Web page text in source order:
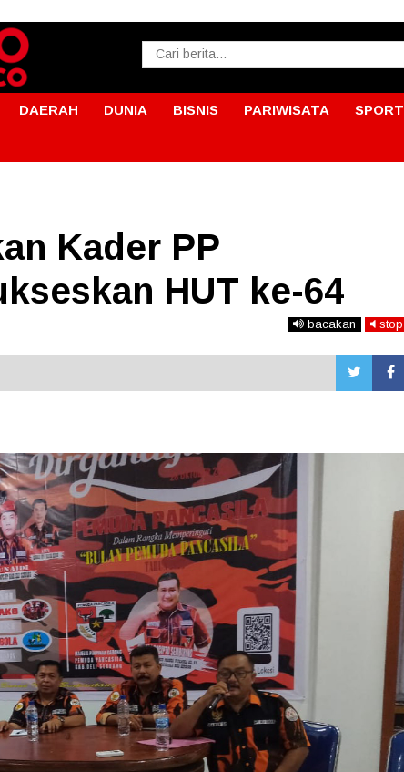
DAERAH DUNIA BISNIS PARIWISATA SPORT
Kader PP
HUT ke-64
bacakan stop